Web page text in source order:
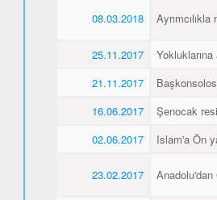
08.03.2018
25.11.2017
Yokluklarına
21.11.2017
16.06.2017
Şenocak
02.06.2017
Islam'a Ön
23.02.2017